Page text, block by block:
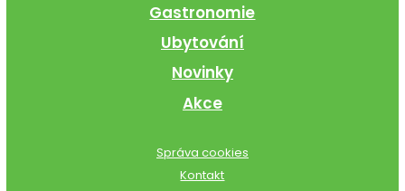
Gastronomie
Ubytování
Novinky
Akce
Správa cookies
Kontakt